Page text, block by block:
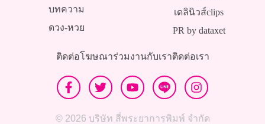
บทความ
ดวง-หวย
เดลินิวส์clips
PR by dataxet
ติดต่อโฆษณาร่วมงานกับเราติดต่อเรา
© 2026 บริษัท สี่พระยาการพิมพ์ จำกัด